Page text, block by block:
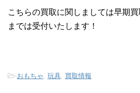
こちらの買取に関しましては早期
までは受付いたします！
-おもちゃ 玩具 買取情報